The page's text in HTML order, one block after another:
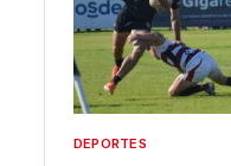
DEPORTES